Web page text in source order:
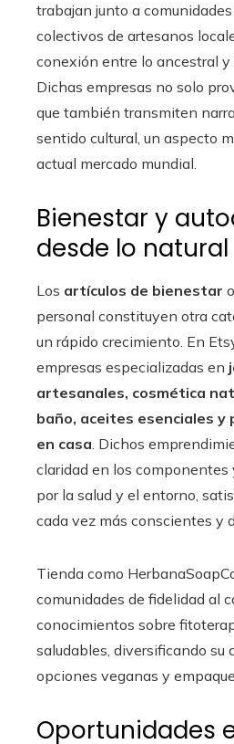
trabajan junto a
colectivos de artesanos
conexión entre lo ancestral
Dichas empresas no solo
que también transmiten
sentido cultural, un aspecto
actual mercado mundial.
Bienestar y
desde lo natural
Los artículos de bienestar
personal constituyen otra
un rápido crecimiento. En
empresas especializadas en
artesanales, cosmética
baño, aceites esenciales y
en casa. Dichos
claridad en los componentes
por la salud y el entorno,
cada vez más conscientes y
Tienda como
comunidades de fidelidad al
conocimientos sobre
saludables, diversificando su
opciones veganas y
Oportunidades